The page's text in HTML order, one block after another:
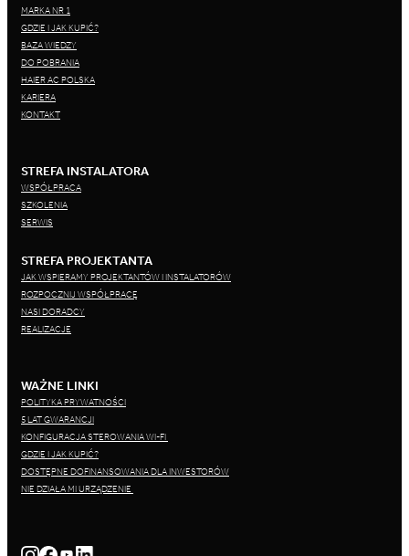
MARKA NR 1
GDZIE I JAK KUPIĆ?
BAZA WIEDZY
DO POBRANIA
HAIER AC POLSKA
KARIERA
KONTAKT
STREFA INSTALATORA
WSPÓŁPRACA
SZKOLENIA
SERWIS
STREFA PROJEKTANTA
JAK WSPIERAMY PROJEKTANTÓW I INSTALATORÓW
ROZPOCZNIJ WSPÓŁPRACĘ
NASI DORADCY
REALIZACJE
WAŻNE LINKI
POLITYKA PRYWATNOŚCI
5 LAT GWARANCJI
KONFIGURACJA STEROWANIA WI-FI
GDZIE I JAK KUPIĆ?
DOSTĘPNE DOFINANSOWANIA DLA INWESTORÓW
NIE DZIAŁA MI URZĄDZENIE